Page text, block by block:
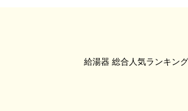
総合人気ランキング
給湯器